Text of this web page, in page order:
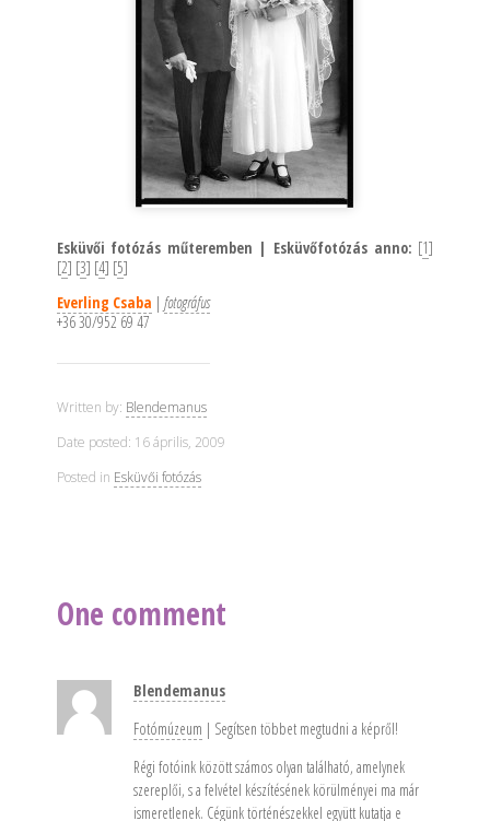
Esküvői fotózás műteremben | Esküvőfotózás anno: [1]
[2] [3] [4] [5]
Everling Csaba | fotográfus
+36 30/952 69 47
Written by: Blendemanus
Date posted: 16 április, 2009
Posted in Esküvői fotózás
One comment
Blendemanus
Fotómúzeum | Segítsen többet megtudni a képről!
Régi fotóink között számos olyan található, amelynek
szereplői, s a felvétel készítésének körülményei ma már
ismeretlenek. Cégünk történészekkel együtt kutatja e